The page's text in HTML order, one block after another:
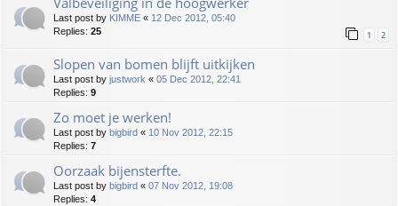
Last post by KIMME « 12 Dec 2012, 05:40
Replies: 25 1 2
Slopen van bomen blijft uitkijken
Last post by justwork « 05 Dec 2012, 22:41
Replies: 9
Zo moet je werken!
Last post by bigbird « 10 Nov 2012, 22:15
Replies: 7
Oorzaak bijensterfte.
Last post by bigbird « 07 Nov 2012, 19:08
Replies: 4